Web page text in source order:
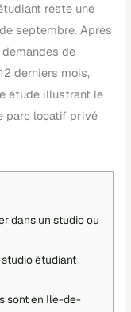
reste une
septembre. Après
de
derniers mois,
étude illustrant le
parc locatif privé
dans un studio ou
étudiant
sont en Ile-de-